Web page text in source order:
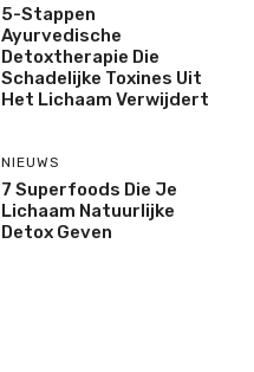
5-Stappen
Ayurvedische
Detoxtherapie Die
Schadelijke Toxines Uit
Het Lichaam Verwijdert
NIEUWS
7 Superfoods Die Je
Lichaam Natuurlijke
Detox Geven